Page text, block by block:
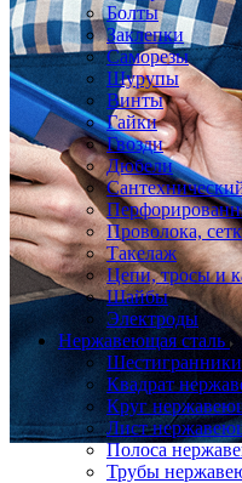
Болты
Заклепки
Саморезы
Шурупы
Винты
Гайки
Гвозди
Дюбели
Проволока,
Такелаж
Цепи, тросы и
Шайбы
Электроды
Нержавеющая сталь
Квадрат
Круг
Лист
Полоса
Трубы